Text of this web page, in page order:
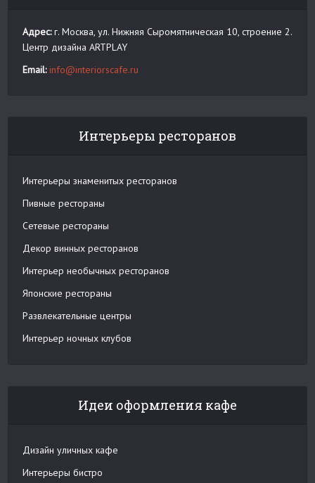
Адрес:г. Москва, ул. Нижняя Сыромятническая 10, строение 2.
Центр дизайна ARTPLAY
Email: info@interiorscafe.ru
Интерьеры ресторанов
Интерьеры знаменитых ресторанов
Пивные рестораны
Сетевые рестораны
Декор винных ресторанов
Интерьер необычных ресторанов
Японские рестораны
Развлекательные центры
Интерьер ночных клубов
Идеи оформления кафе
Дизайн уличных кафе
Интерьеры бистро